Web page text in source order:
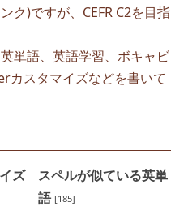
ク)ですが、CEFR C2を目指
単語、英語学習、ボキャビ
カスタマイズなどを書いて
ズ
スペルが似ている英単
語 [185]